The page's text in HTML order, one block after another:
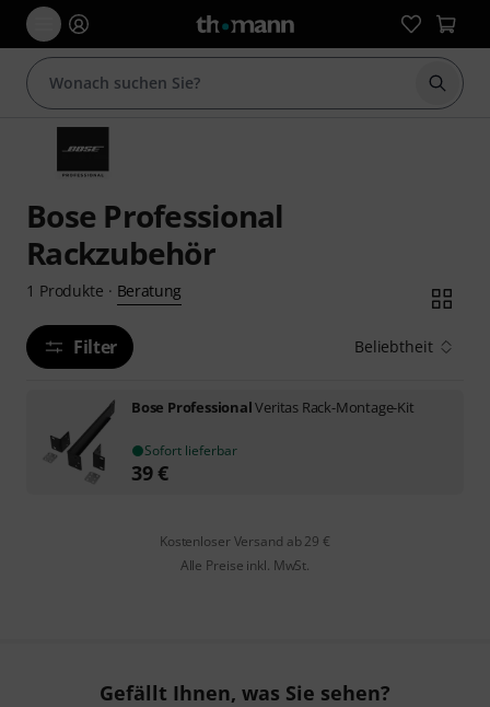
Suche
Bose Professional
Rackzubehör
1 Produkte · Beratung
Filter Beliebtheit
Bose ProfessionalVeritas Rack-Montage-Kit
Sofort lieferbar
39€
Kostenloser Versand ab 29 €
Alle Preise inkl. MwSt.
Gefällt Ihnen, was Sie sehen?